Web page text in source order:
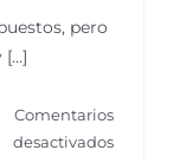
pero
Comentarios
desactivadosen